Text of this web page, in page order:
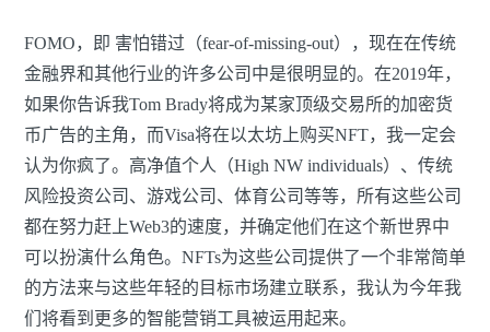
FOMO，即 害怕错过（fear-of-missing-out），现在在传统
金融界和其他行业的许多公司中是很明显的。在2019年，
如果你告诉我Tom Brady将成为某家顶级交易所的加密货
币广告的主角，而Visa将在以太坊上购买NFT，我一定会
认为你疯了。高净值个人（High NW individuals）、传统
风险投资公司、游戏公司、体育公司等等，所有这些公司
都在努力赶上Web3的速度，并确定他们在这个新世界中
可以扮演什么角色。NFTs为这些公司提供了一个非常简单
的方法来与这些年轻的目标市场建立联系，我认为今年我
们将看到更多的智能营销工具被运用起来。